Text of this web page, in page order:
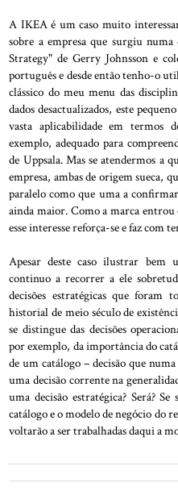
A IKEA é um caso muito
sobre a empresa que surgiu
Strategy" de Gerry Johnsson e
português e desde então tenho-o
clássico do meu menu das
dados desactualizados, este
vasta aplicabilidade em termos
exemplo, adequado para
de Uppsala. Mas se atendermos a
empresa, ambas de origem sueca,
paralelo como que uma a
ainda maior. Como a marca
esse interesse reforça-se e faz com
Apesar deste caso ilustrar bem
continuo a recorrer a ele
decisões estratégicas que foram
historial de meio século de
se distingue das decisões
por exemplo, da importância do
de um catálogo – decisão que
uma decisão corrente na
uma decisão estratégica? Será?
catálogo e o modelo de negócio do
voltarão a ser trabalhadas daqui a